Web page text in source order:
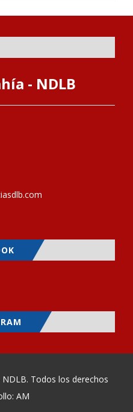
- NDLB
NDLB. Todos los derechos
AM